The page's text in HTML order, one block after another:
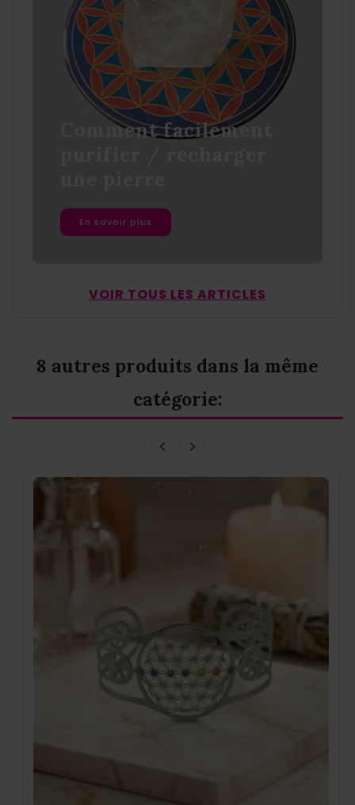
Comment facilement
En savoir plus
VOIR TOUS LES ARTICLES
8 autres produits dans la même
catégorie: